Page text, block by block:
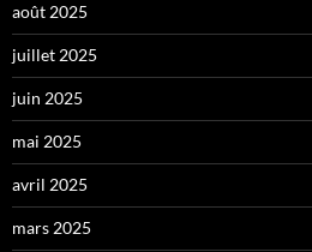
août 2025
juillet 2025
juin 2025
mai 2025
avril 2025
mars 2025